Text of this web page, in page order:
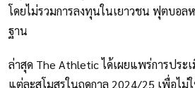
โดยไม่รวมการลงทุนในเยาวชน ฟุตบอล
ฐาน
ล่าสุด The Athletic ได้เผยแพร่การประ
แต่ละสโมสรในฤดูกาล 2024/25 เพื่อไม่